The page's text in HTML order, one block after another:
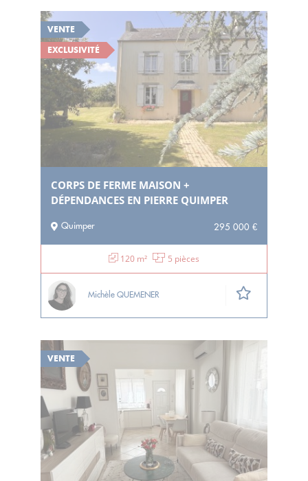
VENTE
EXCLUSIVITÉ
CORPS DE FERME MAISON +
DÉPENDANCES EN PIERRE QUIMPER
Quimper 295 000 €
120 m² 5 pièces
Michèle QUEMENER
VENTE